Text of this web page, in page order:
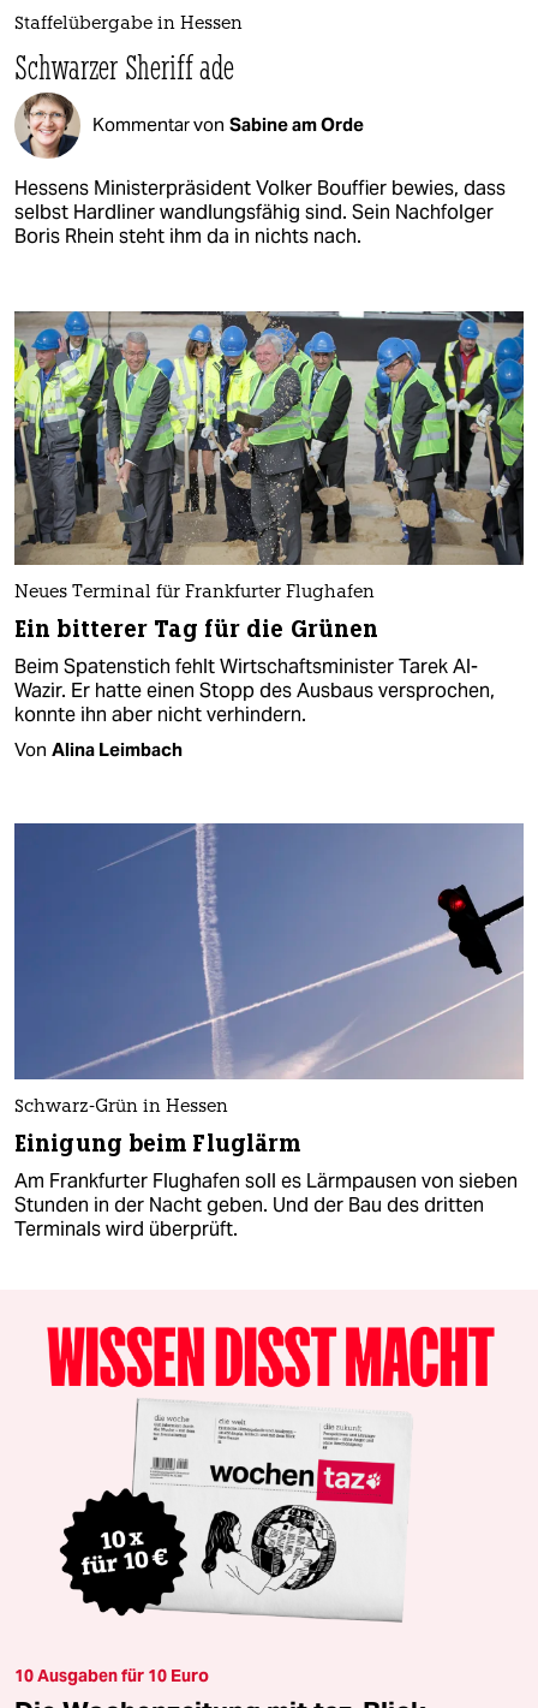
Staffelübergabe in Hessen
Schwarzer Sheriff ade
Kommentar von Sabine am Orde
Hessens Ministerpräsident Volker Bouffier bewies, dass
selbst Hardliner wandlungsfähig sind. Sein Nachfolger
Boris Rhein steht ihm da in nichts nach.
Neues Terminal für Frankfurter Flughafen
Ein bitterer Tag für die Grünen
Beim Spatenstich fehlt Wirtschaftsminister Tarek Al-
Wazir. Er hatte einen Stopp des Ausbaus versprochen,
konnte ihn aber nicht verhindern.
Von Alina Leimbach
Schwarz-Grün in Hessen
Einigung beim Fluglärm
Am Frankfurter Flughafen soll es Lärmpausen von sieben
Stunden in der Nacht geben. Und der Bau des dritten
Terminals wird überprüft.
10 Ausgaben für 10 Euro